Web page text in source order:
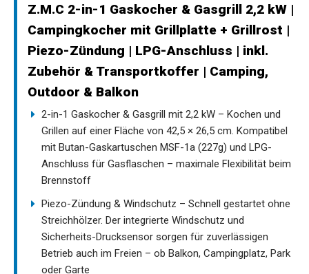
Z.M.C 2-in-1 Gaskocher & Gasgrill 2,2 kW |
Campingkocher mit Grillplatte + Grillrost |
Piezo-Zündung | LPG-Anschluss | inkl.
Zubehör & Transportkoffer | Camping,
Outdoor & Balkon
2-in-1 Gaskocher & Gasgrill mit 2,2 kW – Kochen und
Grillen auf einer Fläche von 42,5 × 26,5 cm. Kompatibel
mit Butan-Gaskartuschen MSF-1a (227g) und LPG-
Anschluss für Gasflaschen – maximale Flexibilität beim
Brennstoff
Piezo-Zündung & Windschutz – Schnell gestartet ohne
Streichhölzer. Der integrierte Windschutz und
Sicherheits-Drucksensor sorgen für zuverlässigen
Betrieb auch im Freien – ob Balkon, Campingplatz, Park
oder Garte